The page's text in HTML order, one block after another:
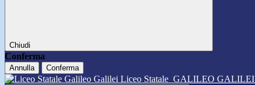
Chiudi
Conferma
Annulla Conferma
Liceo Statale GALILEO GALILEI